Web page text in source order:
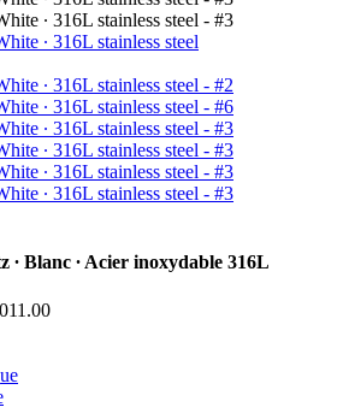
∙ Blanc ∙ Acier inoxydable 316L